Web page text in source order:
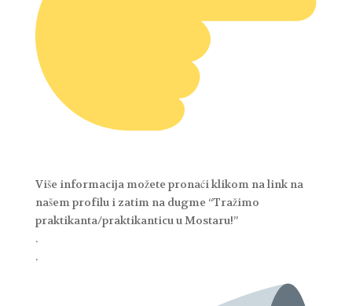
Više informacija možete pronaći klikom na link na
našem profilu i zatim na dugme “Tražimo
praktikanta/praktikanticu u Mostaru!”
.
.